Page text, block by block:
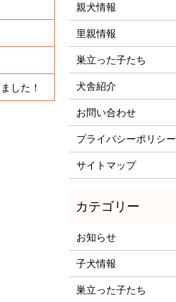
した！
親犬情報
里親情報
巣立った子たち
犬舎紹介
お問い合わせ
プライバシーポリシー
サイトマップ
お知らせ
子犬情報
巣立った子たち